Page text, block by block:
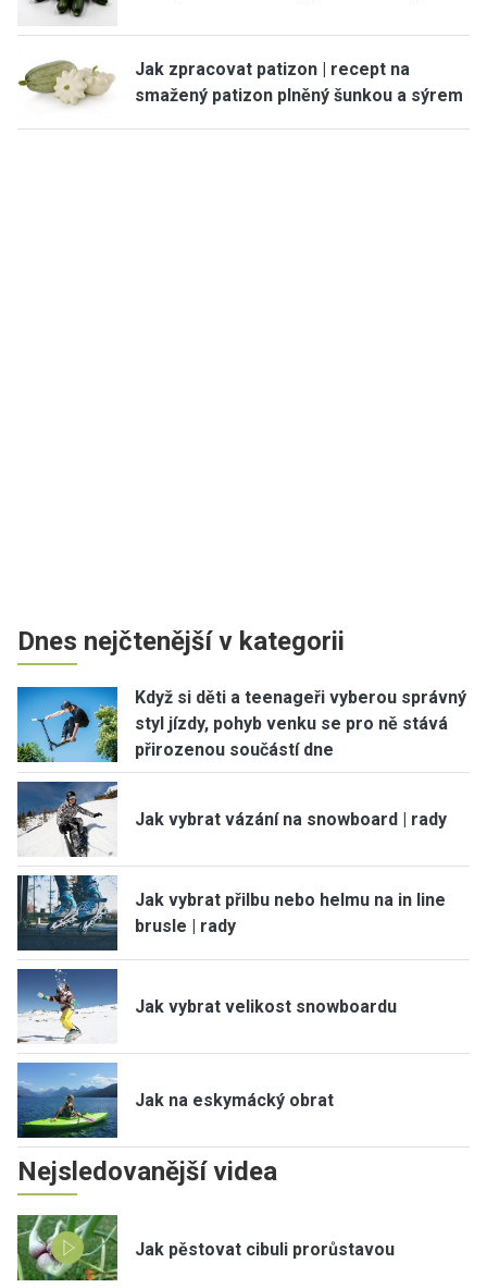
Jak zpracovat patizon | recept na
smažený patizon plněný šunkou a sýrem
Dnes nejčtenější v kategorii
Když si děti a teenageři vyberou správný
styl jízdy, pohyb venku se pro ně stává
přirozenou součástí dne
Jak vybrat vázání na snowboard | rady
Jak vybrat přilbu nebo helmu na in line
brusle | rady
Jak vybrat velikost snowboardu
Jak na eskymácký obrat
Nejsledovanější videa
Jak pěstovat cibuli prorůstavou